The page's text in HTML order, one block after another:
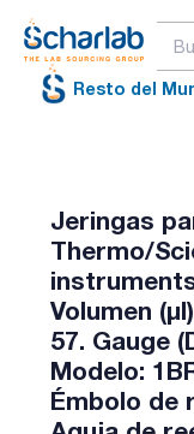
Resto del
Jeringas
Thermo/
Volumen
57. Gauge
Modelo:
Émbolo de